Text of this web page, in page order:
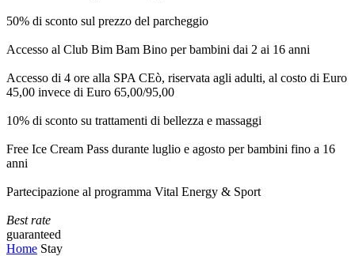
50% di sconto sul prezzo del parcheggio
Accesso al Club Bim Bam Bino per bambini dai 2 ai 16 anni
Accesso di 4 ore alla SPA CEò, riservata agli adulti, al costo di Euro
45,00 invece di Euro 65,00/95,00
10% di sconto su trattamenti di bellezza e massaggi
Free Ice Cream Pass durante luglio e agosto per bambini fino a 16
anni
Partecipazione al programma Vital Energy & Sport
Best rate
guaranteed
Home Stay